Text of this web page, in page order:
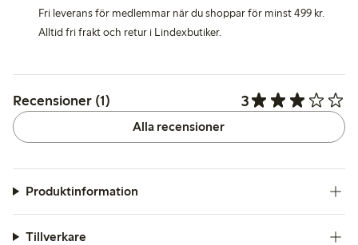
Fri leverans för medlemmar när du shoppar för minst 499 kr.
Alltid fri frakt och retur i Lindexbutiker.
Recensioner (1) 3
Alla recensioner
Produktinformation
Tillverkare